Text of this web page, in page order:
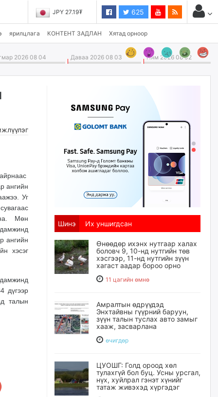
JPY 27.19₮ 625
ярилцлага КОНТЕНТ ЗАДЛАН Хятад орноор
2026 08 04 Даваа 2026 08 03 Ням 2026 08 02
ангийн
Уг
Мөн
ангийн
хэсэг
дүгээр
талын
Шинэ Их уншигдсан
Өнөөдөр ихэнх нутгаар халах
боловч 9, 10-нд нутгийн төв
хэсгээр, 11-нд нутгийн зүүн
хагаст аадар бороо орно
11 цагийн өмнө
Амралтын өдрүүдэд
Энхтайвны гүүрний баруун,
зүүн талын туслах авто замыг
хааж, засварлана
өчигдѳр
ЦУОШГ: Голд ороод хөл
тулахгүй бол буц. Усны урсгал,
нүх, хуйлрал гэнэт хүнийг
татаж живэхэд хүргэдэг